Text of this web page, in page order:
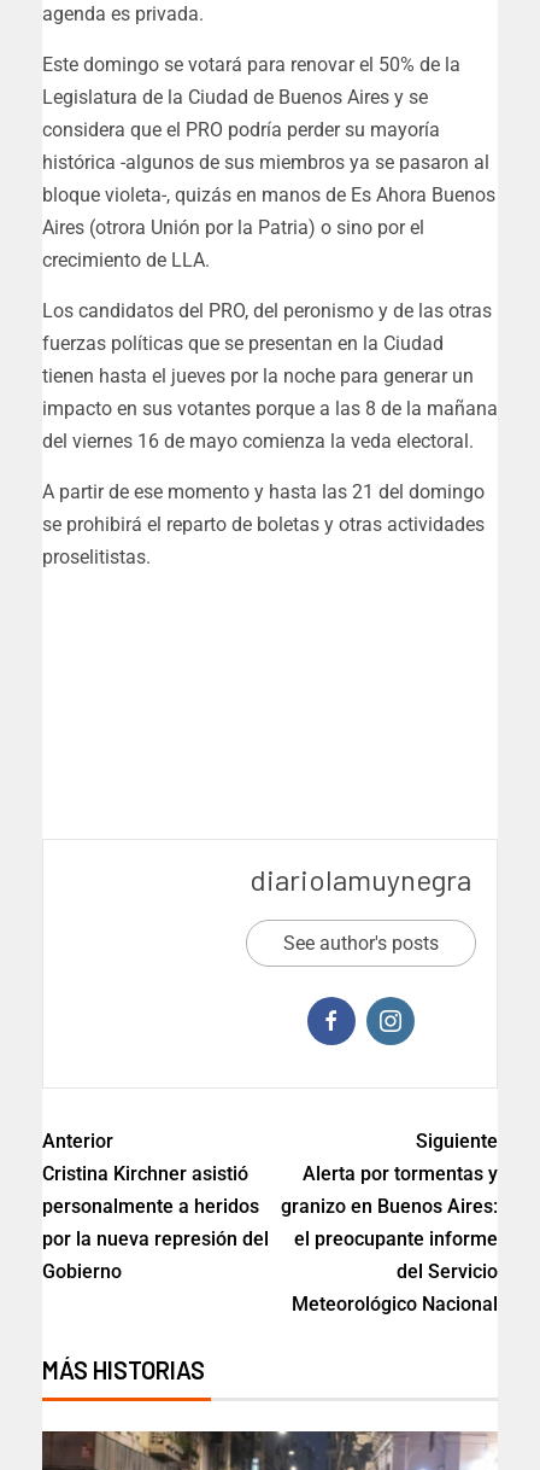
agenda es privada.
Este domingo se votará para renovar el 50% de la
Legislatura de la Ciudad de Buenos Aires y se
considera que el PRO podría perder su mayoría
histórica -algunos de sus miembros ya se pasaron al
bloque violeta-, quizás en manos de Es Ahora Buenos
Aires (otrora Unión por la Patria) o sino por el
crecimiento de LLA.
Los candidatos del PRO, del peronismo y de las otras
fuerzas políticas que se presentan en la Ciudad
tienen hasta el jueves por la noche para generar un
impacto en sus votantes porque a las 8 de la mañana
del viernes 16 de mayo comienza la veda electoral.
A partir de ese momento y hasta las 21 del domingo
se prohibirá el reparto de boletas y otras actividades
proselitistas.
diariolamuynegra
See author's posts
Anterior
Cristina Kirchner asistió
personalmente a heridos
por la nueva represión del
Gobierno
Siguiente
Alerta por tormentas y
granizo en Buenos Aires:
el preocupante informe
del Servicio
Meteorológico Nacional
MÁS HISTORIAS